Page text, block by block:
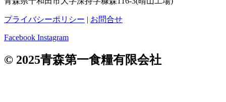
プライバシーポリシー | お問合せ
Facebook Instagram
© 2025青森第一食糧有限会社